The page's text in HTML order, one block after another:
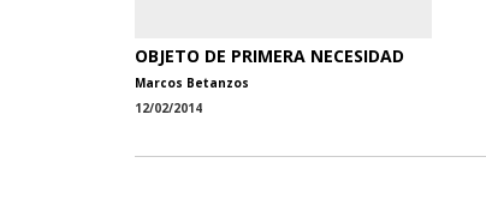
OBJETO DE PRIMERA NECESIDAD
Marcos Betanzos
12/02/2014